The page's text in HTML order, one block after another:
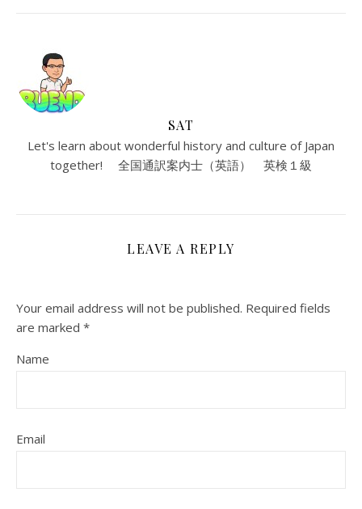
SAT
Let's learn about wonderful history and culture of Japan
together! 全国通訳案内士（英語） 英検１級
LEAVE A REPLY
Your email address will not be published. Required fields
are marked *
Name
Email